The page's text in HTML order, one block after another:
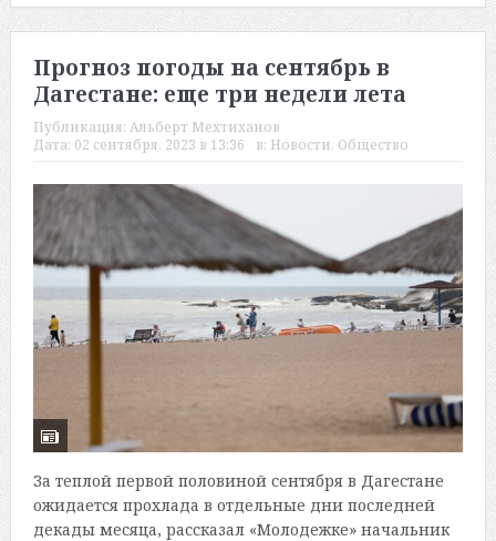
Прогноз погоды на сентябрь в
Дагестане: еще три недели лета
Публикация: Альберт Мехтиханов
Дата: 02 сентября, 2023 в 13:36 в: Новости, Общество
За теплой первой половиной сентября в Дагестане
ожидается прохлада в отдельные дни последней
декады месяца, рассказал «Молодежке» начальник